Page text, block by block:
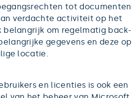
tot documenten
verdachte activiteit op het
belangrijk om regelmatig back-
gegevens en deze op
locatie.
en licenties is ook een